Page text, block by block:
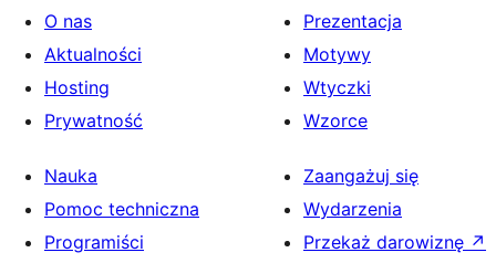
O nas
Aktualności
Hosting
Prywatność
Prezentacja
Motywy
Wtyczki
Wzorce
Nauka
Pomoc techniczna
Programiści
Zaangażuj się
Wydarzenia
Przekaż darowiznę ↗